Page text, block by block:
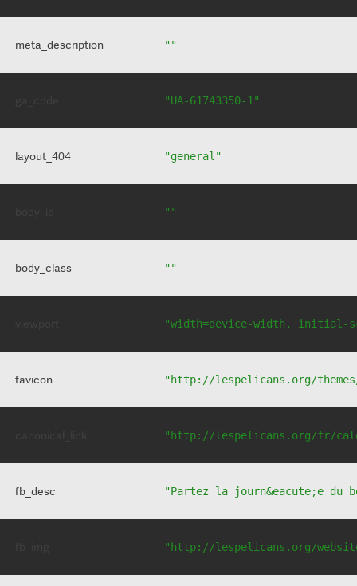
meta_description ""
"UA-61743350-1"
layout_404 "general"
""
body_class ""
"width=device-width, initial-
favicon "http://lespelicans.org/
"http://lespelicans.org/fr/
fb_desc "Partez la journ&eacute;e du
"http://lespelicans.org/